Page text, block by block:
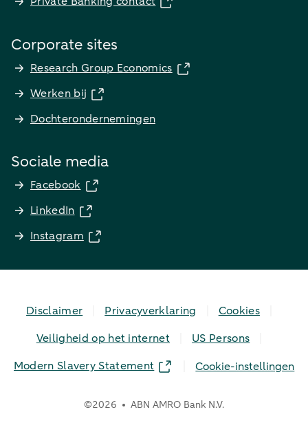
Corporate sites
Research Group Economics
Werken bij
Dochterondernemingen
Sociale media
Facebook
LinkedIn
Instagram
Disclaimer Privacyverklaring
Cookies
Veiligheid op het internet
US Persons
Modern Slavery Statement
Cookie-instellingen
©2026 ABN AMRO Bank N.V.